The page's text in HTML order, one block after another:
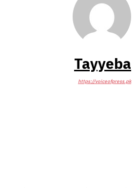
Tayyeba
https://voiceofpress.pk